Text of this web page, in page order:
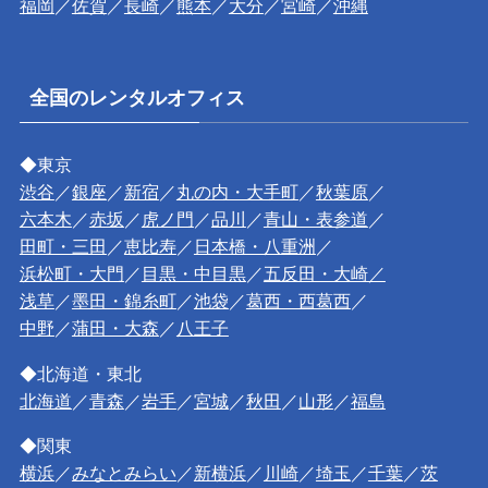
福岡 ／佐賀 ／長崎／熊本 ／大分 ／宮崎／沖縄
全国のレンタルオフィス
◆東京
渋谷 ／銀座 ／新宿 ／丸の内・大手町／秋葉原／
六本木 ／赤坂 ／ 虎ノ門 ／品川 ／青山・表参道 ／
田町・三田 ／恵比寿／ 日本橋・八重洲 ／
浜松町・大門 ／ 目黒・中目黒／五反田・大崎／
浅草／墨田・錦糸町／池袋 ／葛西・西葛西／
中野 ／蒲田・大森 ／ 八王子
◆北海道・東北
北海道 ／青森 ／岩手／宮城／秋田 ／山形／福島
◆関東
横浜／みなとみらい ／新横浜／ 川崎／埼玉 ／千葉／茨